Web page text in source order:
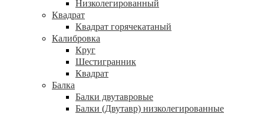
Низколегированный
Квадрат
Квадрат горячекатаный
Калибровка
Круг
Шестигранник
Квадрат
Балка
Балки двутавровые
Балки (Двутавр) низколегированные